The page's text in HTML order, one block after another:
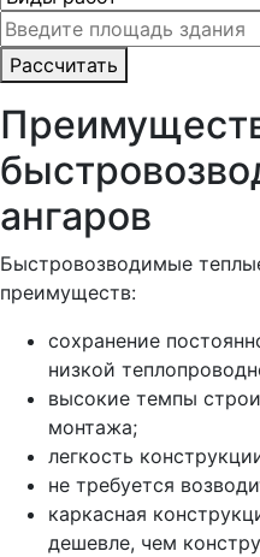
Рассчитать
ангаров
Быстровозводимые
преимуществ:
сохранение
низкой
высокие темпы
монтажа;
легкость
не требуется
каркасная
дешевле, чем